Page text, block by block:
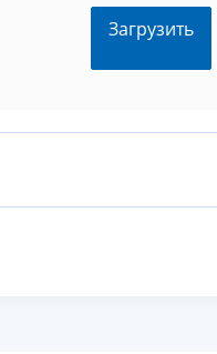
Загрузить